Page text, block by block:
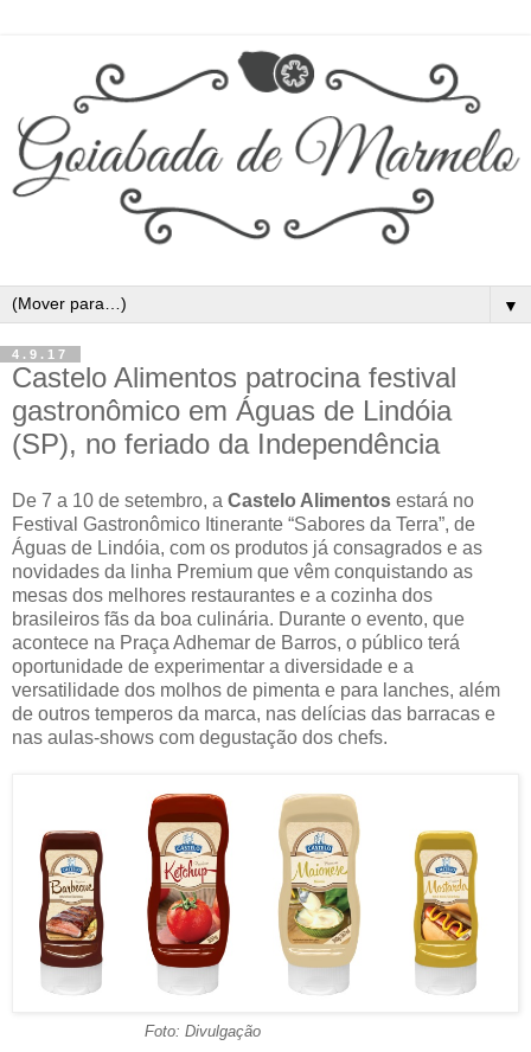
▼
4.9.17
Castelo Alimentos patrocina festival
gastronômico em Águas de Lindóia
(SP), no feriado da Independência
De 7 a 10 de setembro, a Castelo Alimentos estará no
Festival Gastronômico Itinerante “Sabores da Terra”, de
Águas de Lindóia, com os produtos já consagrados e as
novidades da linha Premium que vêm conquistando as
mesas dos melhores restaurantes e a cozinha dos
brasileiros fãs da boa culinária. Durante o evento, que
acontece na Praça Adhemar de Barros, o público terá
oportunidade de experimentar a diversidade e a
versatilidade dos molhos de pimenta e para lanches, além
de outros temperos da marca, nas delícias das barracas e
nas aulas-shows com degustação dos chefs.
Foto: Divulgação